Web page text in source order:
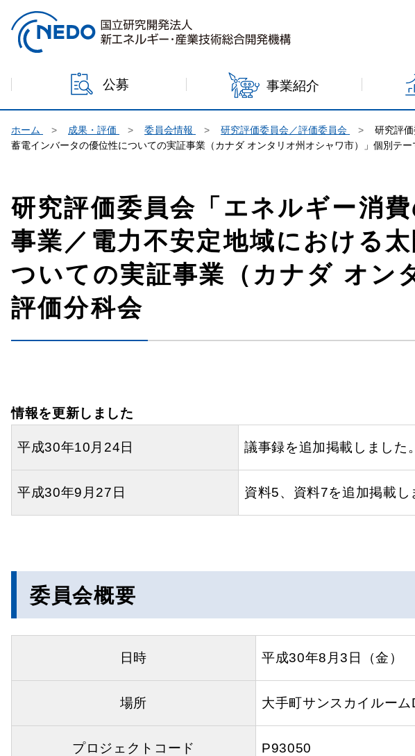
本文へジャンプ
公募 事業紹介
ホーム 成果・評価 委員会情報 研究評価委員会／評価委員会
研究評
蓄電インバータの優位性についての実証事業（カナダ オンタリオ州オシャワ市）」個別テ
研究評価委員会「エネルギー消
事業／電力不安定地域における
ついての実証事業（カナダ オン
評価分科会
情報を更新しました
平成30年10月24日 議事録を追加掲載しました。
平成30年9月27日 資料5、資料7を追加掲載し
委員会概要
日時 平成30年8月3日（金）
場所 大手町サンスカイルー
プロジェクトコード P93050